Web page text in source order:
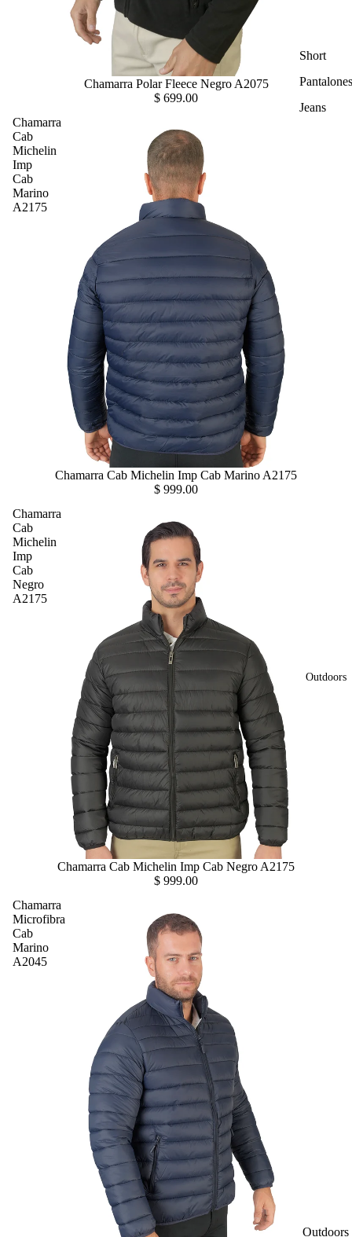
Short
Pantalones
Jeans
Outdoors
Outdoors
Chamarra Polar Fleece Negro A2075
$ 699.00
Chamarra
Cab
Michelin
Imp
Cab
Marino
A2175
Chamarra Cab Michelin Imp Cab Marino A2175
$ 999.00
Chamarra
Cab
Michelin
Imp
Cab
Negro
A2175
Chamarra Cab Michelin Imp Cab Negro A2175
$ 999.00
Chamarra
Microfibra
Cab
Marino
A2045